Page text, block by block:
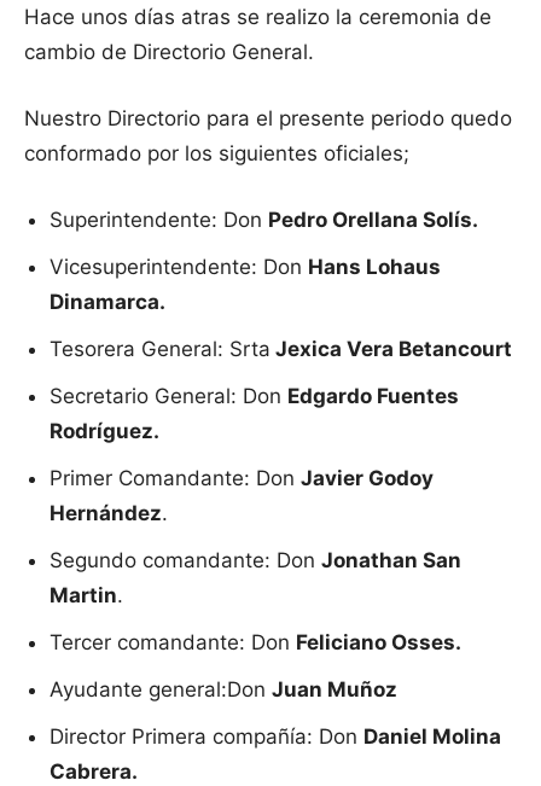
Hace unos días atras se realizo la ceremonia de
cambio de Directorio General.
Nuestro Directorio para el presente periodo quedo
conformado por los siguientes oficiales;
Superintendente: Don Pedro Orellana Solís.
Vicesuperintendente: Don Hans Lohaus
Dinamarca.
Tesorera General: Srta Jexica Vera Betancourt
Secretario General: Don Edgardo Fuentes
Rodríguez.
Primer Comandante: Don Javier Godoy
Hernández.
Segundo comandante: Don Jonathan San
Martin.
Tercer comandante: Don Feliciano Osses.
Ayudante general:Don Juan Muñoz
Director Primera compañía: Don Daniel Molina
Cabrera.